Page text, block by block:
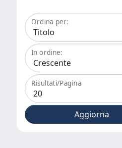
Ordina per:
In ordine:
Risultati/Pagina